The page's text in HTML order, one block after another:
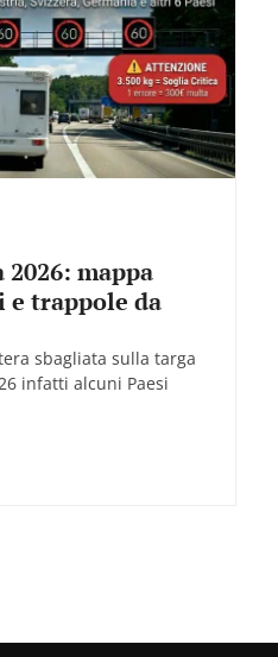
mappa
e trappole da
sbagliata sulla targa
infatti alcuni Paesi